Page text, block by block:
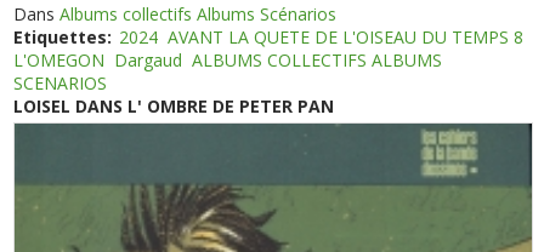
DansAlbums collectifs Albums Scénarios
Etiquettes: 2024 AVANT LA QUETE DE L'OISEAU DU TEMPS 8
L'OMEGON Dargaud ALBUMS COLLECTIFS ALBUMS
SCENARIOS
LOISEL DANS L' OMBRE DE PETER PAN